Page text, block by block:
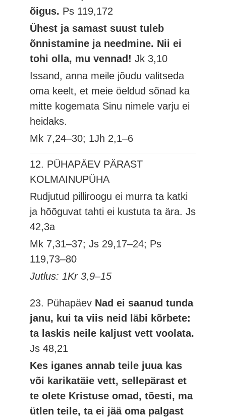
õigus. Ps 119,172
Ühest ja samast suust tuleb
õnnistamine ja needmine. Nii ei
tohi olla, mu vennad!Jk 3,10
Issand, anna meile jõudu valitseda
oma keelt, et meie öeldud sõnad ka
mitte kogemata Sinu nimele varju ei
heidaks.
Mk 7,24–30; 1Jh 2,1–6
12. PÜHAPÄEV PÄRAST
KOLMAINUPÜHA
Rudjutud pilliroogu ei murra ta katki
ja hõõguvat tahti ei kustuta ta ära.Js
42,3a
Mk 7,31–37; Js 29,17–24; Ps
119,73–80
Jutlus: 1Kr 3,9–15
23. Pühapäev Nad ei saanud tunda
janu, kui ta viis neid läbi kõrbete:
ta laskis neile kaljust vett voolata.
Js 48,21
Kes iganes annab teile juua kas
või karikatäie vett, sellepärast et
te olete Kristuse omad, tõesti, ma
ütlen teile, ta ei jää oma palgast